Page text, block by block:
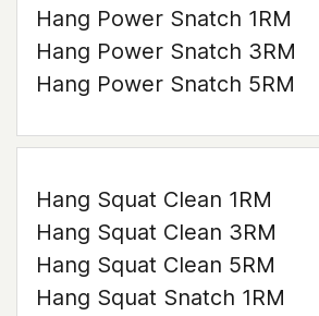
Hang Power Snatch 1RM
Hang Power Snatch 3RM
Hang Power Snatch 5RM
Hang Squat Clean 1RM
Hang Squat Clean 3RM
Hang Squat Clean 5RM
Hang Squat Snatch 1RM